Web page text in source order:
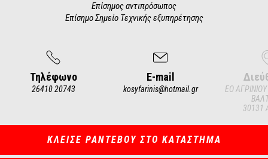
Επίσημος αντιπρόσωπος
Επίσημο Σημείο Τεχνικής εξυπηρέτησης
Τηλέφωνο
26410 20743
E-mail
kosyfarinis@hotmail.gr
ΕΟ
30131
of
ΚΛΕΙΣΕ ΡΑΝΤΕΒΟΥ ΣΤΟ ΚΑΤΑΣΤΗΜΑ